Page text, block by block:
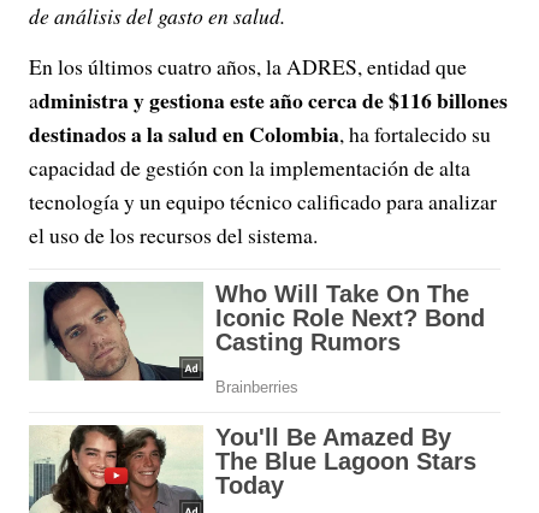
de análisis del gasto en salud.
En los últimos cuatro años, la ADRES, entidad que
administra y gestiona este año cerca de $116 billones
destinados a la salud en Colombia, ha fortalecido su
capacidad de gestión con la implementación de alta
tecnología y un equipo técnico calificado para analizar
el uso de los recursos del sistema.